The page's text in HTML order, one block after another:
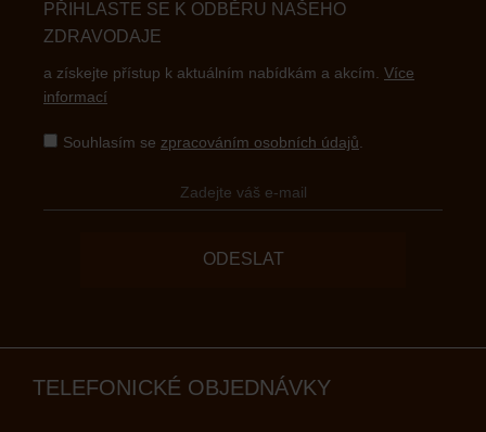
PŘIHLASTE SE K ODBĚRU NAŠEHO
ZDRAVODAJE
a získejte přístup k aktuálním nabídkám a akcím. Více
informací
Souhlasím se zpracováním osobních údajů
ODESLAT
TELEFONICKÉ OBJEDNÁVKY